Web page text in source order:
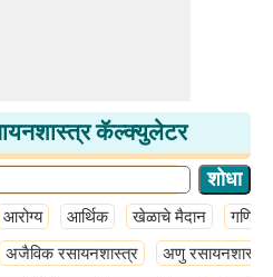
कॅल्क्युलेटर
आरोग्य आर्थिक खेळाचे मैदान गणित
अजैविक रसायनशास्त्र अणु रसायनशास्त्र